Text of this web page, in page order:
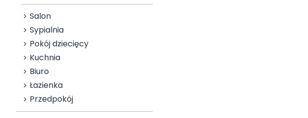
Salon
Sypialnia
Pokój dziecięcy
Kuchnia
Biuro
Łazienka
Przedpokój